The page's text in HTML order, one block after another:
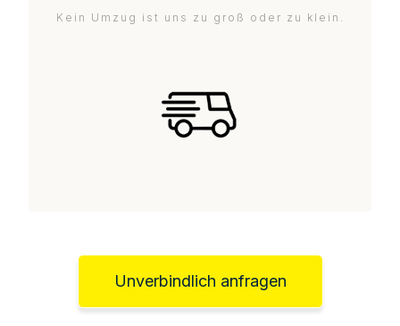
Kein Umzug ist uns zu groß oder zu klein.
Unverbindlich anfragen